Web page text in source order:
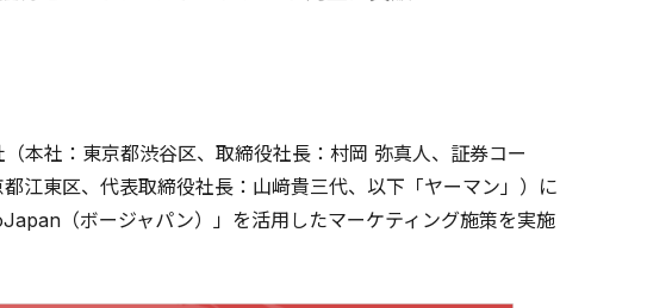
本社：東京都渋谷区、取締役社長：村岡 弥真人、証券コー
江東区、代表取締役社長：山﨑貴三代、以下「ヤーマン」）に
（ボージャパン）」を活用したマーケティング施策を実施